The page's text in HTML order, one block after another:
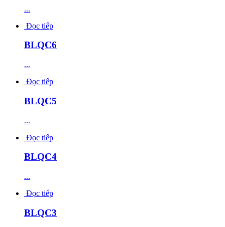
...
Đọc tiếp
BLQC6
...
Đọc tiếp
BLQC5
...
Đọc tiếp
BLQC4
...
Đọc tiếp
BLQC3